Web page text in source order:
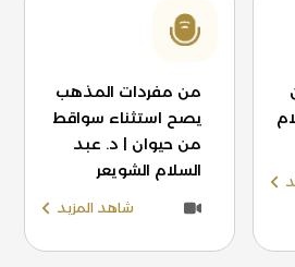
من مفردات المذهب
يصح استثناء سواقط
من حيوان | د. عبد
السلام الشويعر
شاهد المزيد